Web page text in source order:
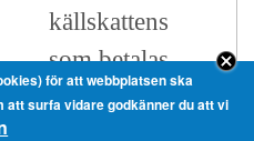
källskattens
som betalas
av
för att webbplatsen ska
att surfa vidare godkänner du att vi